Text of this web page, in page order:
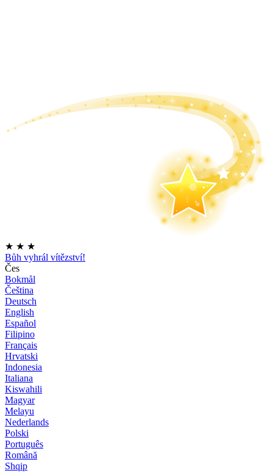
★ ★ ★
Bůh vyhrál vítězství!
Čes
Bokmål
Čeština
Deutsch
English
Español
Filipino
Français
Hrvatski
Indonesia
Italiana
Kiswahili
Magyar
Melayu
Nederlands
Polski
Português
Română
Shqip